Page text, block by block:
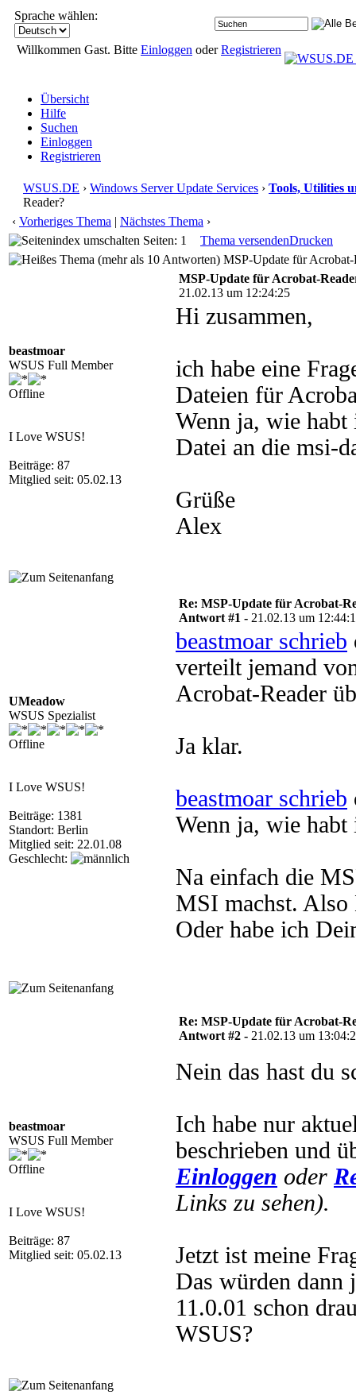
Sprache wählen:
Willkommen Gast. Bitte Einloggen oderRegistrieren
Übersicht
Hilfe
Suchen
Einloggen
Registrieren
WSUS.DE › Windows Server Update Services › Tools, Utilities
Reader?
‹ Vorheriges Thema | Nächstes Thema ›
Seiten: 1
Thema versendenDrucken
MSP-Update für Acrobat-
beastmoar
WSUS Full Member
Offline
I Love WSUS!
Beiträge: 87
Mitglied seit: 05.02.13
MSP-Update für Acrobat-
21.02.13 um 12:24:25
Hi zusammen,
ich habe eine
Dateien für
Wenn ja, wie habt
Datei an die msi-
Grüße
Alex
UMeadow
WSUS Spezialist
Offline
I Love WSUS!
Beiträge: 1381
Standort: Berlin
Mitglied seit: 22.01.08
Geschlecht:
Re: MSP-Update für Acrobat-
Antwort #1 - 21.02.13 um
beastmoar schrieb
verteilt jemand
Acrobat-Reader
Ja klar.
beastmoar schrieb
Wenn ja, wie habt
Na einfach die
MSI machst. Also
Oder habe ich
beastmoar
WSUS Full Member
Offline
I Love WSUS!
Beiträge: 87
Mitglied seit: 05.02.13
Re: MSP-Update für Acrobat-
Antwort #2 - 21.02.13 um
Nein das hast du
Ich habe nur
beschrieben und
Einloggen oder
Links zu sehen).
Jetzt ist meine
Das würden dann
11.0.01 schon
WSUS?